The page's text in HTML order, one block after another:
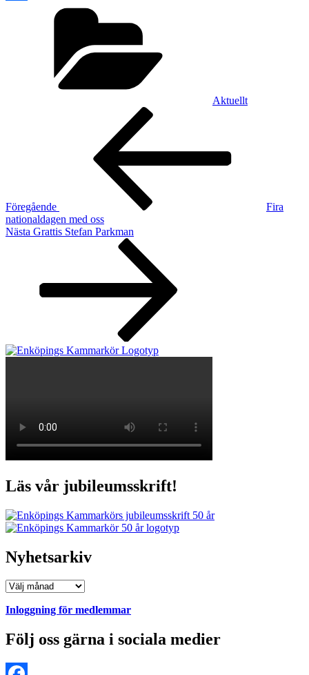
Aktuellt
Inläggsnavigering
Föregående
Fira
nationaldagen med oss
Nästa
Nästa Grattis Stefan Parkman
Läs vår jubileumsskrift!
Nyhetsarkiv
Nyhetsarkiv
Inloggning för medlemmar
Följ oss gärna i sociala medier